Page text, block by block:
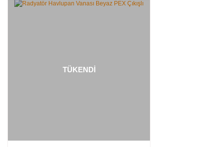
TÜKENDİ